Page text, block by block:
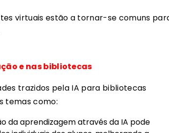
virtuais estão a tornar-se comuns
e nas bibliotecas
trazidos pela IA para bibliotecas
temas como:
da aprendizagem através da IA pode